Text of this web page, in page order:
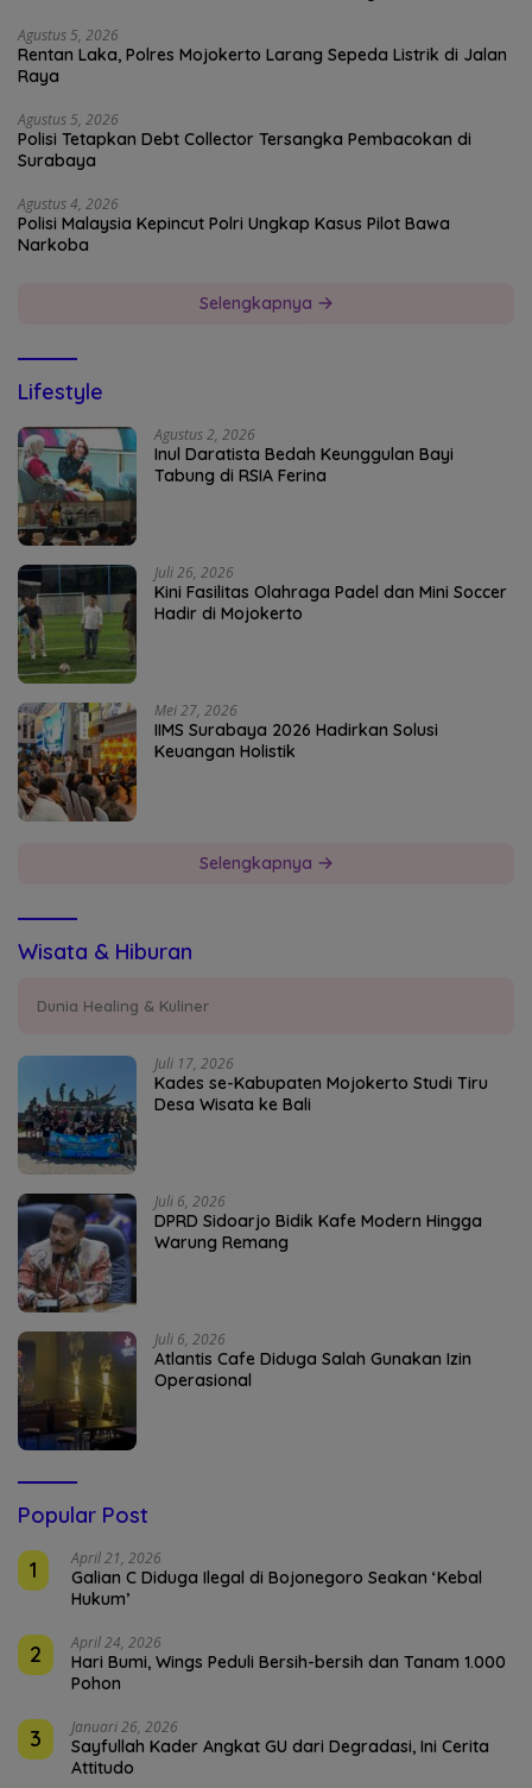
Agustus 5, 2026
Rentan Laka, Polres Mojokerto Larang Sepeda Listrik di Jalan
Raya
Agustus 5, 2026
Polisi Tetapkan Debt Collector Tersangka Pembacokan di
Surabaya
Agustus 4, 2026
Polisi Malaysia Kepincut Polri Ungkap Kasus Pilot Bawa
Narkoba
Selengkapnya
Lifestyle
Agustus 2, 2026
Inul Daratista Bedah Keunggulan Bayi
Tabung di RSIA Ferina
Juli 26, 2026
Kini Fasilitas Olahraga Padel dan Mini Soccer
Hadir di Mojokerto
Mei 27, 2026
IIMS Surabaya 2026 Hadirkan Solusi
Keuangan Holistik
Selengkapnya
Wisata & Hiburan
Dunia Healing & Kuliner
Juli 17, 2026
Kades se-Kabupaten Mojokerto Studi Tiru
Desa Wisata ke Bali
Juli 6, 2026
DPRD Sidoarjo Bidik Kafe Modern Hingga
Warung Remang
Juli 6, 2026
Atlantis Cafe Diduga Salah Gunakan Izin
Operasional
Popular Post
1
April 21, 2026
Galian C Diduga Ilegal di Bojonegoro Seakan ‘Kebal
Hukum’
2 April 24, 2026
Hari Bumi, Wings Peduli Bersih-bersih dan Tanam 1.000
Pohon
3 Januari 26, 2026
Sayfullah Kader Angkat GU dari Degradasi, Ini Cerita
Attitudo